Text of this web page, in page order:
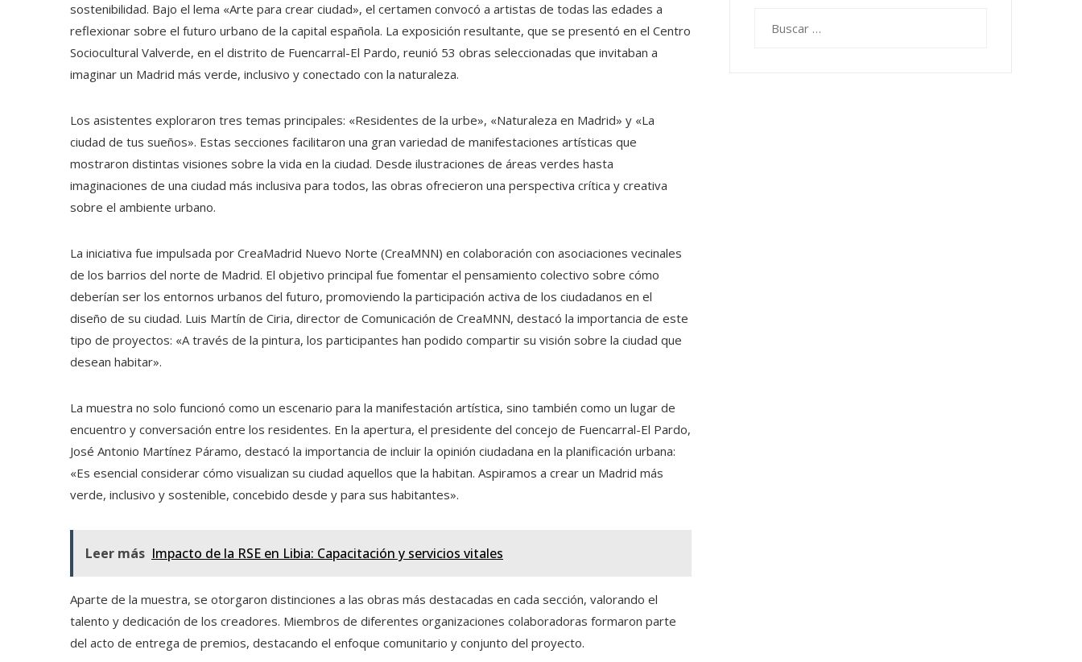
sostenibilidad. Bajo el lema «Arte para crear ciudad», el certamen convocó a artistas de todas las edades a
reflexionar sobre el futuro urbano de la capital española. La exposición resultante, que se presentó en el Centro
Sociocultural Valverde, en el distrito de Fuencarral-El Pardo, reunió 53 obras seleccionadas que invitaban a
imaginar un Madrid más verde, inclusivo y conectado con la naturaleza.​
Los asistentes exploraron tres temas principales: «Residentes de la urbe», «Naturaleza en Madrid» y «La
ciudad de tus sueños». Estas secciones facilitaron una gran variedad de manifestaciones artísticas que
mostraron distintas visiones sobre la vida en la ciudad. Desde ilustraciones de áreas verdes hasta
imaginaciones de una ciudad más inclusiva para todos, las obras ofrecieron una perspectiva crítica y creativa
sobre el ambiente urbano.
La iniciativa fue impulsada por CreaMadrid Nuevo Norte (CreaMNN) en colaboración con asociaciones vecinales
de los barrios del norte de Madrid. El objetivo principal fue fomentar el pensamiento colectivo sobre cómo
deberían ser los entornos urbanos del futuro, promoviendo la participación activa de los ciudadanos en el
diseño de su ciudad. Luis Martín de Ciria, director de Comunicación de CreaMNN, destacó la importancia de este
tipo de proyectos: «A través de la pintura, los participantes han podido compartir su visión sobre la ciudad que
desean habitar».​
La muestra no solo funcionó como un escenario para la manifestación artística, sino también como un lugar de
encuentro y conversación entre los residentes. En la apertura, el presidente del concejo de Fuencarral-El Pardo,
José Antonio Martínez Páramo, destacó la importancia de incluir la opinión ciudadana en la planificación urbana:
«Es esencial considerar cómo visualizan su ciudad aquellos que la habitan. Aspiramos a crear un Madrid más
verde, inclusivo y sostenible, concebido desde y para sus habitantes».
Leer más Impacto de la RSE en Libia: Capacitación y servicios vitales
Aparte de la muestra, se otorgaron distinciones a las obras más destacadas en cada sección, valorando el
talento y dedicación de los creadores. Miembros de diferentes organizaciones colaboradoras formaron parte
del acto de entrega de premios, destacando el enfoque comunitario y conjunto del proyecto.